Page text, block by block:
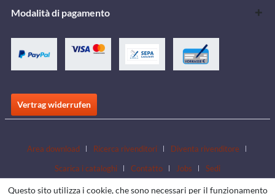
Modalità di pagamento
Vertrag widerrufen
Area download Ricerca rivenditori
Diventa rivenditore
Scarica i cataloghi
Contatto Jobs Sedi
Questo sito utilizza i cookie, che sono necessari per il funzionamento